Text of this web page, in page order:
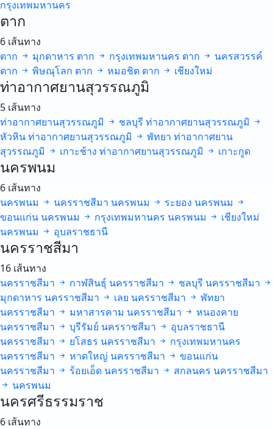
กรุงเทพมหานคร
ตาก
6 เส้นทาง
ตาก
มุกดาหาร ตาก กรุงเทพมหานคร ตาก
นครสวรรค์
ตาก
พิษณุโลก ตาก หมอชิต ตาก เชียงใหม่
ท่าอากาศยานสุวรรณภูมิ
5 เส้นทาง
ท่าอากาศยานสุวรรณภูมิ
ชลบุรี ท่าอากาศยานสุวรรณภูมิ
หัวหินท่าอากาศยานสุวรรณภูมิ พัทยา ท่าอากาศยาน
สุวรรณภูมิ
เกาะช้าง ท่าอากาศยานสุวรรณภูมิ เกาะกูด
นครพนม
6 เส้นทาง
นครพนม
นครราชสีมา นครพนม ระยอง นครพนม
ขอนแก่น นครพนม กรุงเทพมหานคร นครพนม
เชียงใหม่
นครพนม
อุบลราชธานี
นครราชสีมา
16 เส้นทาง
นครราชสีมา
กาฬสินธุ์ นครราชสีมา ชลบุรี นครราชสีมา
มุกดาหาร นครราชสีมา เลย นครราชสีมา
พัทยา
นครราชสีมา
มหาสารคาม นครราชสีมา
หนองคาย
นครราชสีมา
บุรีรัมย์ นครราชสีมา
อุบลราชธานี
นครราชสีมา
ยโสธร นครราชสีมา
กรุงเทพมหานคร
นครราชสีมา
หาดใหญ่ นครราชสีมา
ขอนแก่น
นครราชสีมา
ร้อยเอ็ด นครราชสีมา สกลนคร นครราชสีมา
นครพนม
นครศรีธรรมราช
6 เส้นทาง